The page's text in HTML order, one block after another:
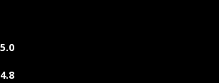
5.0
4.8